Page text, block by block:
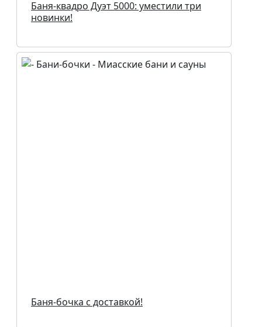
Баня-квадро Дуэт 5000: уместили три
новинки!
Баня-бочка с доставкой!